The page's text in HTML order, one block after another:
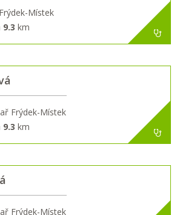
Místek
9.3 km
Frýdek-Místek
9.3 km
Frýdek-Místek